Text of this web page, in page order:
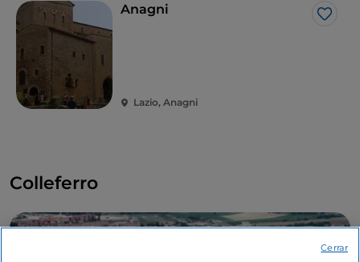
Me
Anagni
Lazio, Anagni
Colleferro
Cerrar